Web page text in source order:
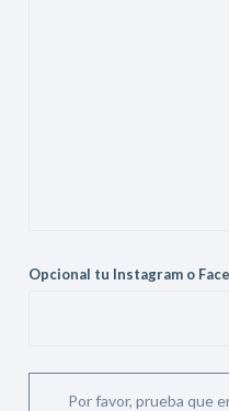
Opcional tu Instagram o
Por favor, prueba que